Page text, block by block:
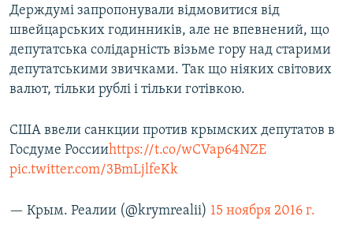
Держдумі запропонували відмовитися від
швейцарських годинників, але не впевнений, що
депутатська солідарність візьме гору над старими
депутатськими звичками. Так що ніяких світових
валют, тільки рублі і тільки готівкою.
США ввели санкции против крымских депутатов в
Госдуме Россииhttps://t.co/wCVap64NZE
pic.twitter.com/3BmLjlfeKk
— Крым. Реалии (@krymrealii) 15 ноября 2016 г.